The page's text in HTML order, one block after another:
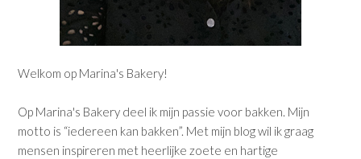
Welkom op Marina's Bakery!
Op Marina's Bakery deel ik mijn passie voor bakken. Mijn
motto is “iedereen kan bakken”. Met mijn blog wil ik graag
mensen inspireren met heerlijke zoete en hartige